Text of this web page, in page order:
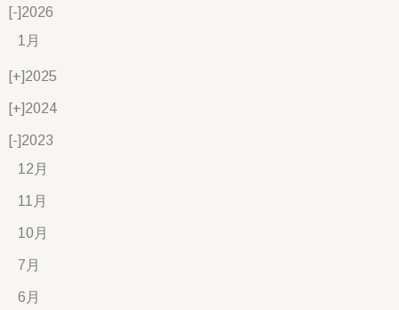
[-]2026
1月
[+]2025
[+]2024
[-]2023
12月
11月
10月
7月
6月